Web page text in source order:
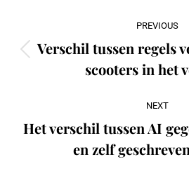
navigation
PREVIOUS
post:
Verschil tussen regels
scooters in het
NEXT
Next
post:
Het verschil tussen AI
en zelf